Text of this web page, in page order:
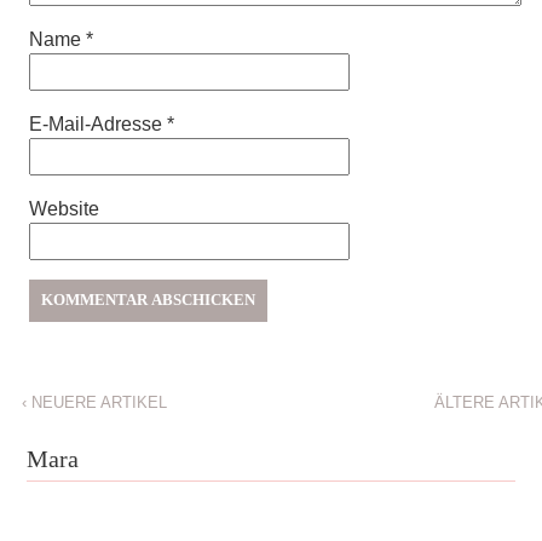
Name *
E-Mail-Adresse *
Website
‹ NEUERE ARTIKEL ÄLTERE
Mara